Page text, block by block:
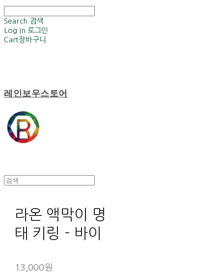
Search 검색
Log In 로그인
Cart장바구니
레인보우스토어
라온 액막이 명
태 키링 - 바이
13,000원